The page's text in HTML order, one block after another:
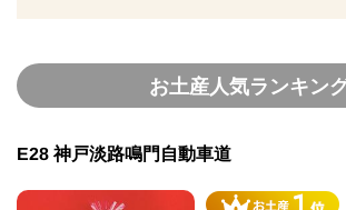
お土産人気ランキン
E28 神戸淡路鳴門自動車道